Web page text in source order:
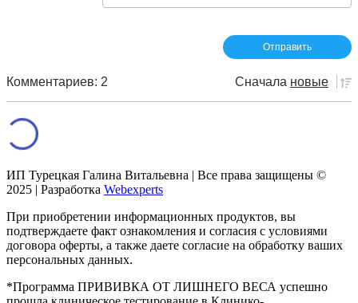
Комментариев: 2 Сначала новые
ИП Турецкая Галина Витальевна | Все права защищены ©
2025 | Разработка Webexperts
При приобретении информационных продуктов, вы
подтверждаете факт ознакомления и согласия с условиями
договора оферты, а также даете согласие на обработку ваших
персональных данных.
*Программа ПРИВИВКА ОТ ЛИШНЕГО ВЕСА успешно